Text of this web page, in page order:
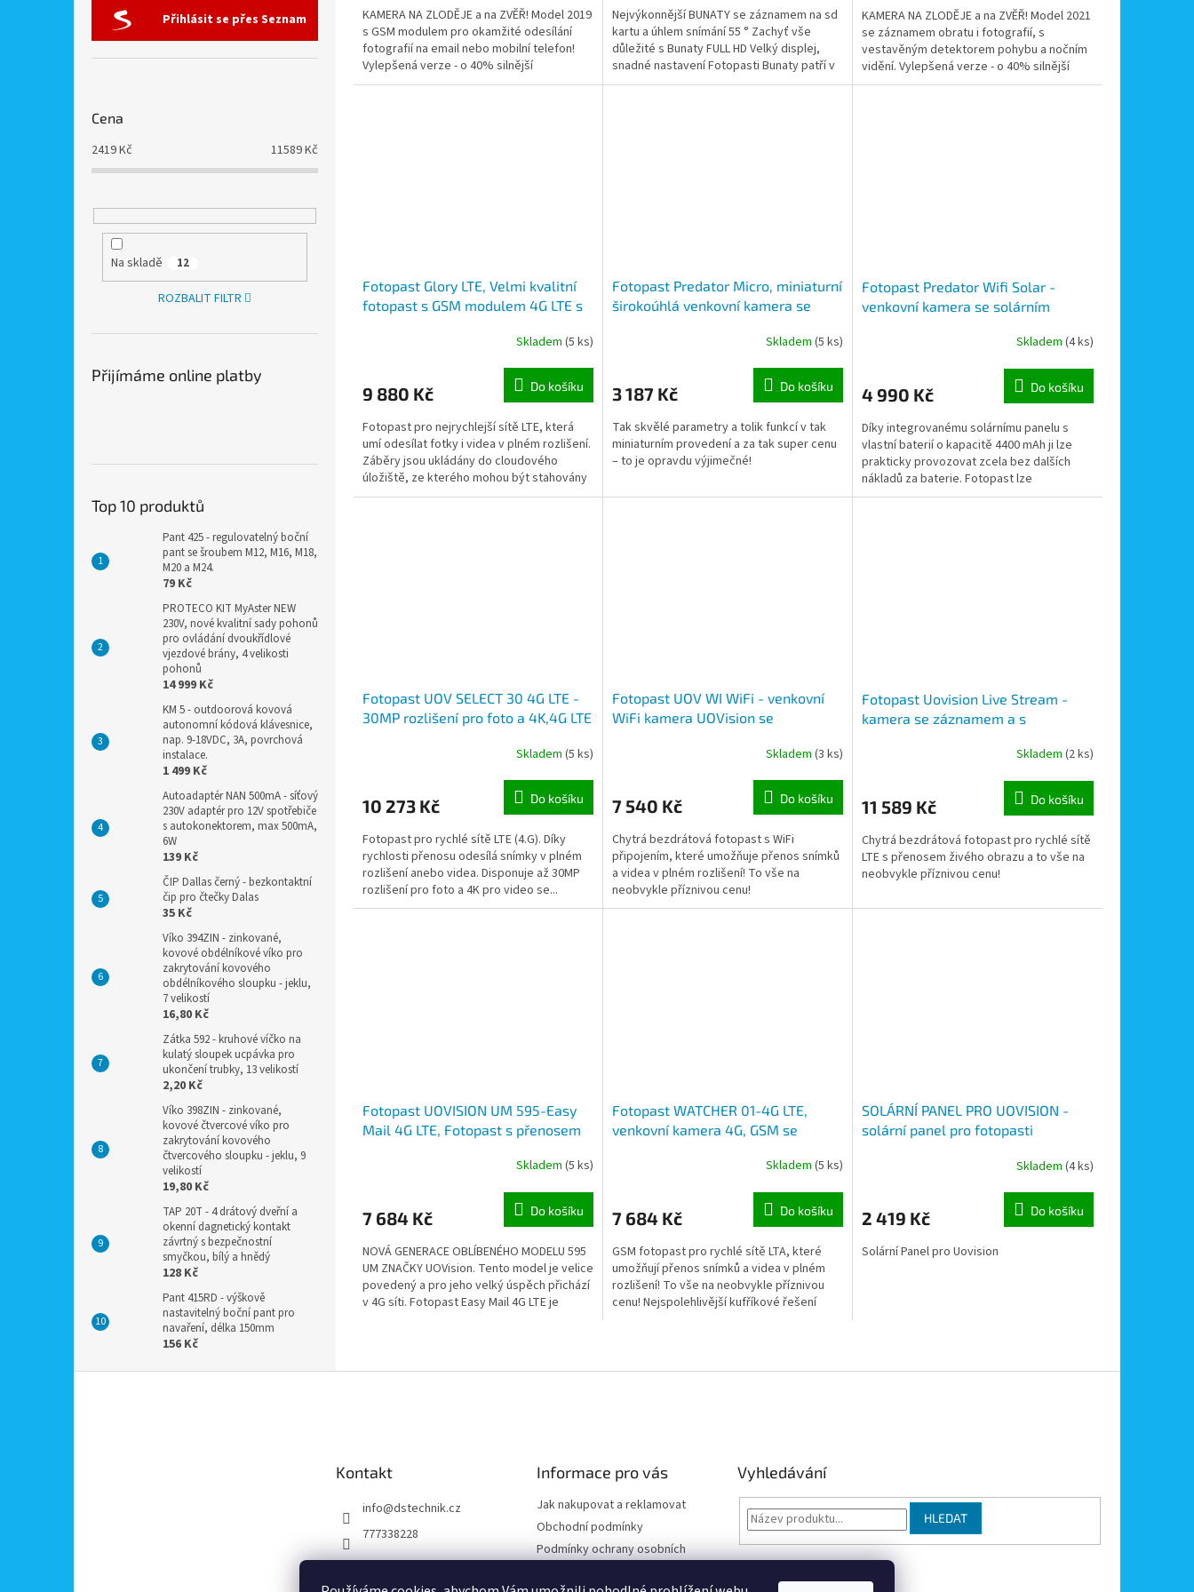
Přihlásit se přes Seznam
Cena
2419Kč 11589Kč
Na skladě 12
ROZBALIT FILTR
Přijímáme online platby
Top 10 produktů
Pant 425 - regulovatelný boční
pant se šroubem M12, M16, M18,
M20 a M24.
79 Kč
PROTECO KIT MyAster NEW
230V, nové kvalitní sady pohonů
pro ovládání dvoukřídlové
vjezdové brány, 4 velikosti
pohonů
14 999 Kč
KM 5 - outdoorová kovová
autonomní kódová klávesnice,
nap. 9-18VDC, 3A, povrchová
instalace.
1 499 Kč
Autoadaptér NAN 500mA - síťový
230V adaptér pro 12V spotřebiče
s autokonektorem, max 500mA,
6W
139 Kč
ČIP Dallas černý - bezkontaktní
čip pro čtečky Dalas
35 Kč
Víko 394ZIN - zinkované,
kovové obdélníkové víko pro
zakrytování kovového
obdélníkového sloupku - jeklu,
7 velikostí
16,80 Kč
Zátka 592 - kruhové víčko na
kulatý sloupek ucpávka pro
ukončení trubky, 13 velikostí
2,20 Kč
Víko 398ZIN - zinkované,
kovové čtvercové víko pro
zakrytování kovového
čtvercového sloupku - jeklu, 9
velikostí
19,80 Kč
TAP 20T - 4 drátový dveřní a
okenní dagnetický kontakt
závrtný s bezpečnostní
smyčkou, bílý a hnědý
128 Kč
Pant 415RD - výškově
nastavitelný boční pant pro
navaření, délka 150mm
156 Kč
KAMERA NA ZLODĚJE a na ZVĚŘ! Model 2019
s GSM modulem pro okamžité odesílání
fotografií na email nebo mobilní telefon!
Vylepšená verze - o 40% silnější
neviditelný přísvit s 42...
Nejvýkonnější BUNATY se záznamem na sd
kartu a úhlem snímání 55 ° Zachyť vše
důležité s Bunaty FULL HD Velký displej,
snadné nastavení Fotopasti Bunaty patří v
České republice k...
KAMERA NA ZLODĚJE a na ZVĚŘ! Model 2021
se záznamem obratu i fotografií, s
vestavěným detektorem pohybu a nočním
vidění. Vylepšená verze - o 40% silnější
neviditelný přísvit s...
Fotopast Glory LTE, Velmi kvalitní
fotopast s GSM modulem 4G LTE s
Skladem (5 ks)
9 880 Kč Do košíku
Fotopast pro nejrychlejší sítě LTE, která
umí odesílat fotky i videa v plném rozlišení.
Záběry jsou ukládány do cloudového
úložiště, ze kterého mohou být stahovány
pomocí...
Fotopast Predator Micro, miniaturní
širokoúhlá venkovní kamera se
detekce pohybu, noční vidění
Skladem (5 ks)
3 187 Kč Do košíku
Tak skvělé parametry a tolik funkcí v tak
miniaturním provedení a za tak super cenu
– to je opravdu výjimečné!
Fotopast Predator Wifi Solar -
venkovní kamera se solárním
záznamem obrazu s detekcí
Skladem (4 ks)
4 990 Kč Do košíku
Díky integrovanému solárnímu panelu s
vlastní baterií o kapacitě 4400 mAh ji lze
prakticky provozovat zcela bez dalších
nákladů za baterie. Fotopast lze
prostřednictvím WiFi...
Fotopast UOV SELECT 30 4G LTE -
30MP rozlišení pro foto a 4K,4G LTE
Skladem (5 ks)
10 273 Kč Do košíku
Fotopast pro rychlé sítě LTE (4.G). Díky
rychlosti přenosu odesílá snímky v plném
rozlišení anebo videa. Disponuje až 30MP
rozlišení pro foto a 4K pro video se...
Fotopast UOV WI WiFi - venkovní
WiFi kamera UOVision se
detekce pohybu, noční vidění
Skladem (3 ks)
7 540 Kč Do košíku
Chytrá bezdrátová fotopast s WiFi
připojením, které umožňuje přenos snímků
a videa v plném rozlišení! To vše na
neobvykle příznivou cenu!
Fotopast Uovision Live Stream -
kamera se záznamem a s
Skladem (2 ks)
11 589 Kč Do košíku
Chytrá bezdrátová fotopast pro rychlé sítě
LTE s přenosem živého obrazu a to vše na
neobvykle příznivou cenu!
Fotopast UOVISION UM 595-Easy
Mail 4G LTE, Fotopast s přenosem
Skladem (5 ks)
7 684 Kč Do košíku
NOVÁ GENERACE OBLÍBENÉHO MODELU 595
UM ZNAČKY UOVision. Tento model je velice
povedený a pro jeho velký úspěch přichází
v 4G síti. Fotopast Easy Mail 4G LTE je
Fotopast WATCHER 01-4G LTE,
venkovní kamera 4G, GSM se
detekce pohybu, noční vidění
Skladem (5 ks)
7 684 Kč Do košíku
GSM fotopast pro rychlé sítě LTA, které
umožňují přenos snímků a videa v plném
rozlišení! To vše na neobvykle příznivou
cenu! Nejspolehlivější kufříkové řešení
SOLÁRNÍ PANEL PRO UOVISION -
solární panel pro fotopasti
Skladem (4 ks)
2 419 Kč Do košíku
Solární Panel pro Uovision
l
v
Kontakt
info@dstechnik.cz
777338228
Informace pro vás
Jak nakupovat a reklamovat
Obchodní podmínky
Podmínky ochrany osobních
Vyhledávání
HLEDAT